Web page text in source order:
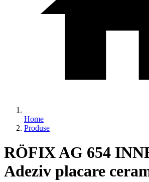
Home
Produse
RÖFIX AG 654
Adeziv placare